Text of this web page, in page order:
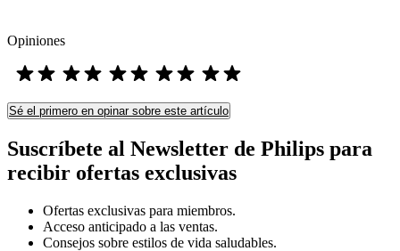
Opiniones
Sé el primero en opinar sobre este artículo
Suscríbete al Newsletter de Philips para
recibir ofertas exclusivas
Ofertas exclusivas para miembros.
Acceso anticipado a las ventas.
Consejos sobre estilos de vida saludables.